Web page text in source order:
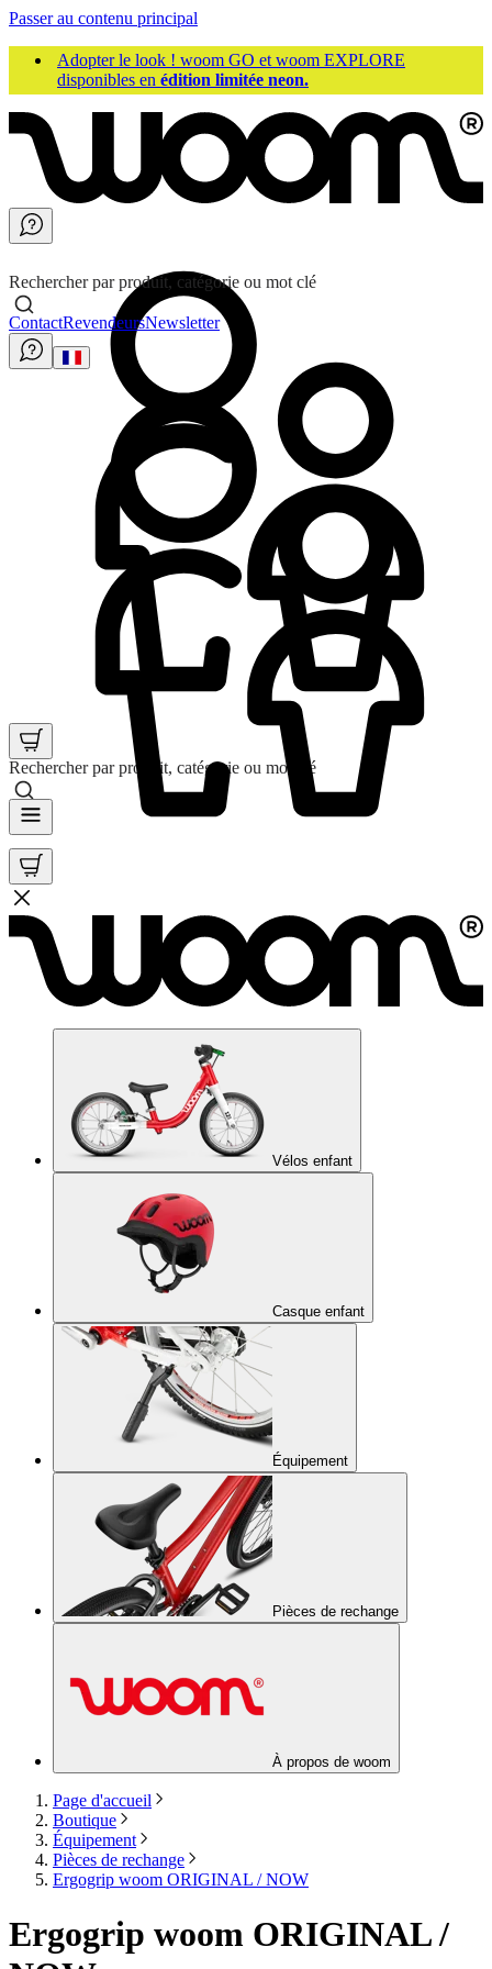
Passer au contenu principal
Adopter le look ! woom GO et woom EXPLORE
disponibles en édition limitée neon.
Rechercher par produit, catégorie ou mot clé
Rechercher par produit, catégorie ou mot clé
ContactRevendeursNewsletter
Vélos enfant
Casque enfant
Équipement
Pièces de rechange
À propos de woom
Page d'accueil
Boutique
Équipement
Pièces de rechange
Ergogrip woom ORIGINAL / NOW
Ergogrip woom ORIGINAL /